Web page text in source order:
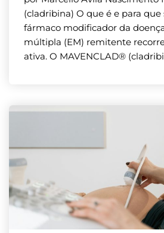
(cladribina) O que é e para que
fármaco modificador da
múltipla (EM) remitente
ativa. O MAVENCLAD®